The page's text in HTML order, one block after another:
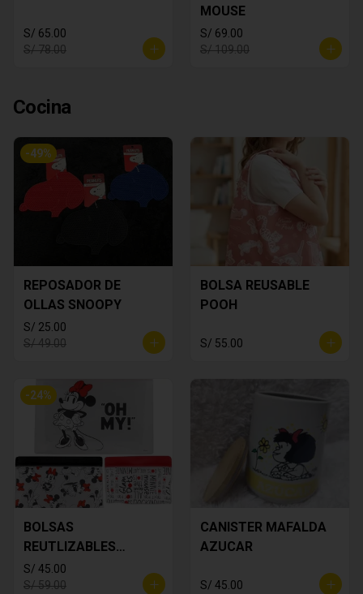
S/ 65.00
S/ 78.00
MOUSE
S/ 69.00
S/ 109.00
Cocina
-49%
REPOSADOR DE
OLLAS SNOOPY
S/ 25.00
S/ 49.00
BOLSA REUSABLE
POOH
S/ 55.00
-24%
BOLSAS
REUTLIZABLES
MINNIE MOUSE
S/ 45.00
S/ 59.00
CANISTER MAFALDA
AZUCAR
S/ 45.00